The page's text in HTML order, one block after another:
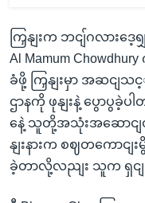
ကြှနျးက ဘငျ်ဂလားဒေ့
Al Mamum
ခံဖို့ ကြှနျးမှာ အဆငျသ
ဌာနကို ဖုနျးနဲ့ ပွောပွခဲ့
နေဲ့ သူတို့အသုံးအဆောငျတှ
နျးနားက စဈတကောင
ခဲ့တာလို့လညျး သူက ရှငျ